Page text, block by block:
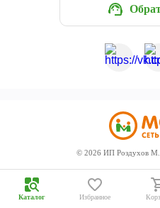
© 2026 ИП Роздухов
Каталог Избранное